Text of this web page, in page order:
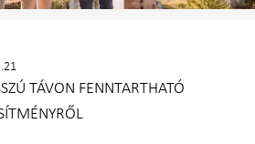
TÁVON FENNTARTHATÓ